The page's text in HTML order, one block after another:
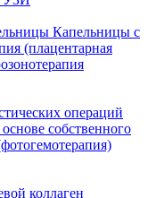
Капельницы с
(плацентарная
операций
собственного
коллаген